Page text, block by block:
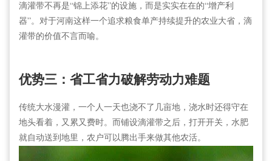
滴灌带不再是“锦上添花”的设施，而是实实在在的“增产利
器”。对于河南这样一个追求粮食单产持续提升的农业大省，滴
灌带的价值不言而喻。
优势三：省工省力破解劳动力难题
传统大水漫灌，一个人一天也浇不了几亩地，浇水时还得守在
地头看着，又累又费时。而铺设滴灌带之后，打开开关，水肥
就自动送到地里，农户可以腾出手来做其他农活。